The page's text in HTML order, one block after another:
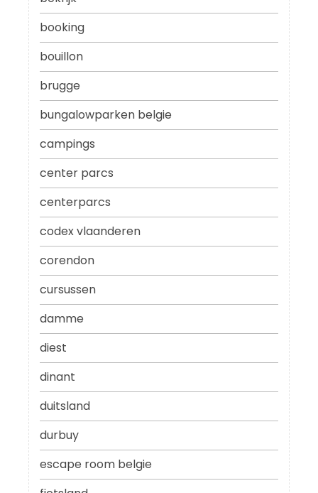
booking
bouillon
brugge
bungalowparken belgie
campings
center parcs
centerparcs
codex vlaanderen
corendon
cursussen
damme
diest
dinant
duitsland
durbuy
escape room belgie